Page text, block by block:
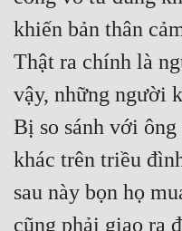
Cẩu Đạo Trường Sinh
Truyện Nam
Truyện Nữ
Vô Địch Lưu
Xây Dựng Thế Lực
khiến bản thân
Thật ra chính là
vậy, những người
Bị so sánh với
khác trên triều
sau này bọn họ
cũng phải giao ra